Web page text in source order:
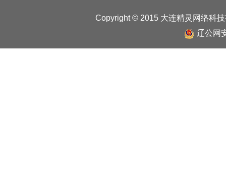
Copyright © 2015 大连精灵网络科
辽公网